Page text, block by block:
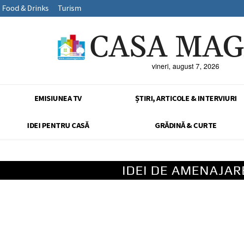
Food & Drinks Turism
CASAvineri, august 7, 2026
EMISIUNEA TV ȘTIRI, ARTICOLE & INTERVIURI
IDEI PENTRU CASĂ GRĂDINĂ & CURTE
IDEI DE